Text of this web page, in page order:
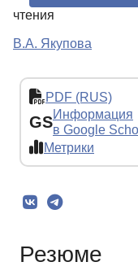
чтения
В.А. Якупова
PDF (RUS)
GSИнформация
в Google
Метрики
Резюме